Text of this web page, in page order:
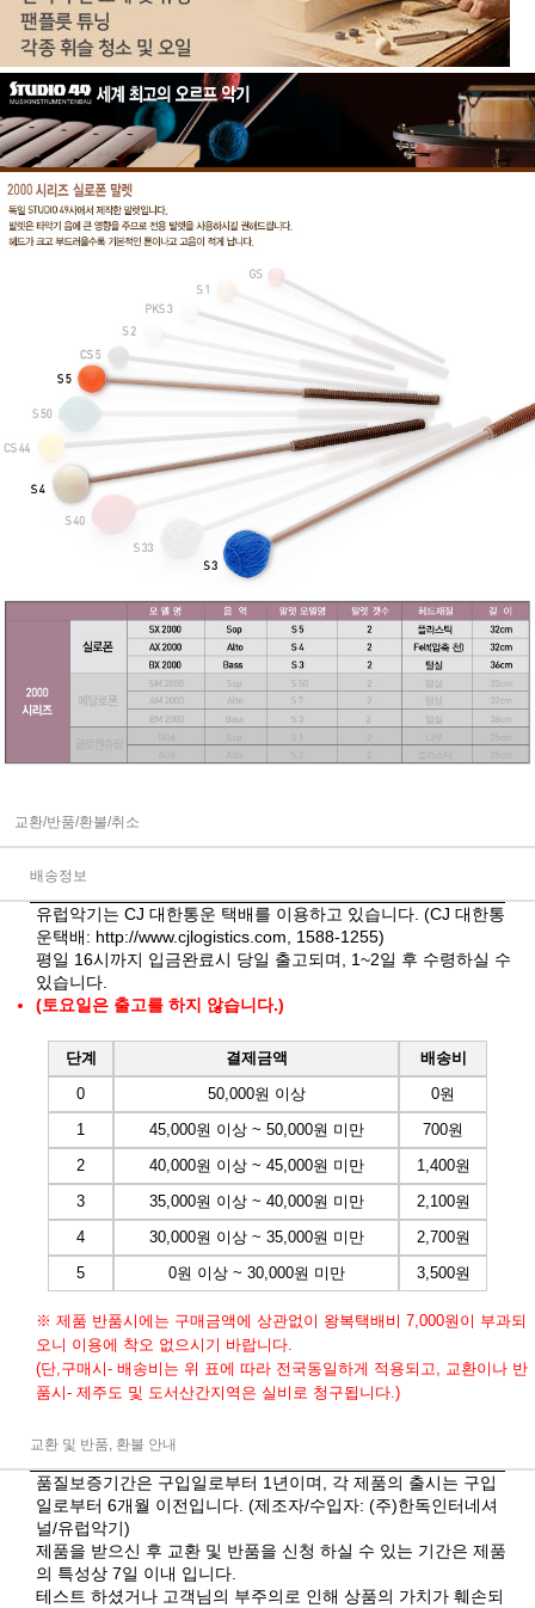
교환/반품/환불/취소
배송정보
유럽악기는 CJ 대한통운 택배를 이용하고 있습니다. (CJ 대한통
운택배: http://www.cjlogistics.com, 1588-1255)
평일 16시까지 입금완료시 당일 출고되며, 1~2일 후 수령하실 수
있습니다.
(토요일은 출고를 하지 않습니다.)
단계 결제금액
배송비
0
50,000원 이상
0원
1
45,000원 이상 ~ 50,000원 미만
700원
2
40,000원 이상 ~ 45,000원 미만
1,400원
3
35,000원 이상 ~ 40,000원 미만
2,100원
4
30,000원 이상 ~ 35,000원 미만
2,700원
5
0원 이상 ~ 30,000원 미만 3,500원
※ 제품 반품시에는 구매금액에 상관없이 왕복택배비 7,000원이 부과되
오니 이용에 착오 없으시기 바랍니다.
(단,구매시- 배송비는 위 표에 따라 전국동일하게 적용되고, 교환이나 반
품시- 제주도 및 도서산간지역은 실비로 청구됩니다.)
교환 및 반품, 환불 안내
품질보증기간은 구입일로부터 1년이며, 각 제품의 출시는 구입
일로부터 6개월 이전입니다. (제조자/수입자: (주)한독인터네셔
널/유럽악기)
제품을 받으신 후 교환 및 반품을 신청 하실 수 있는 기간은 제품
의 특성상 7일 이내 입니다.
테스트 하셨거나 고객님의 부주의로 인해 상품의 가치가 훼손되